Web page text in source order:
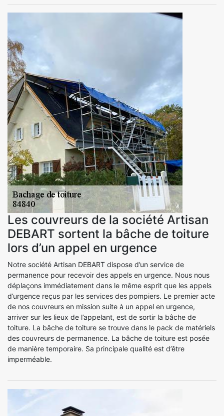
Les couvreurs de la société Artisan
DEBART sortent la bâche de toiture
lors d’un appel en urgence
Notre société Artisan DEBART dispose d’un service de
permanence pour recevoir des appels en urgence. Nous nous
déplaçons immédiatement dans le même esprit que les appels
d’urgence reçus par les services des pompiers. Le premier acte
de nos couvreurs en mission suite à un appel en urgence,
arriver sur les lieux de l’appelant, est de sortir la bâche de
toiture. La bâche de toiture se trouve dans le pack de matériels
des couvreurs de permanence. La bâche de toiture est posée
de manière temporaire. Sa principale qualité est d’être
imperméable.